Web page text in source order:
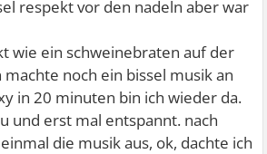
respekt vor den nadeln aber war
wie ein schweinebraten auf der
noch ein bissel musik an
in 20 minuten bin ich wieder da.
und erst mal entspannt. nach
die musik aus, ok, dachte ich